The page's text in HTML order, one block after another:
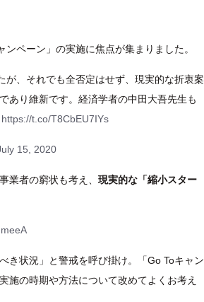
ペーン」の実施に焦点が集まりました。
が、それでも全否定はせず、現実的な折衷案
あり維新です。経済学者の中田大吾先生も
https://t.co/T8CbEU7IYs
15, 2020
業者の窮状も考え、 現実的な「縮小スター
き状況」と警戒を呼び掛け。「Go Toキャン
施の時期や方法について改めてよくお考え